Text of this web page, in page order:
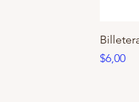
Precio
$6,00